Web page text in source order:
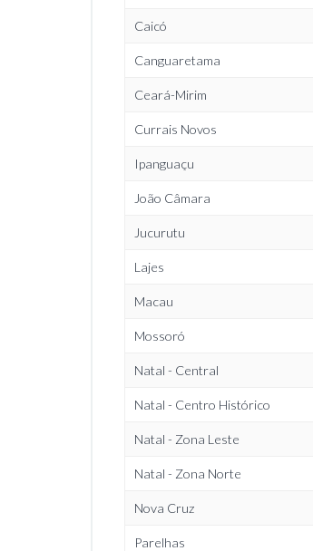
Caicó
Canguaretama
Ceará-Mirim
Currais Novos
Ipanguaçu
João Câmara
Jucurutu
Lajes
Macau
Mossoró
Natal - Central
Natal - Centro Histórico
Natal - Zona Leste
Natal - Zona Norte
Nova Cruz
Parelhas